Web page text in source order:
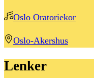
Oslo Oratoriekor
Oslo-Akershus
Lenker